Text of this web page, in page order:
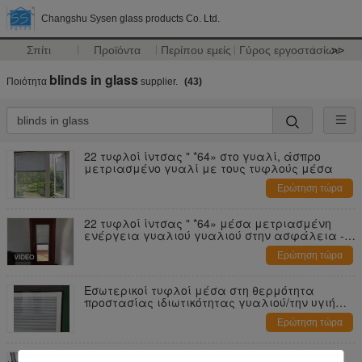
Changshu Sysen glass products Co. Ltd.
Σπίτι Προϊόντα Περίπου εμείς Γύρος εργοστασίων
>>
Ποιότητα blinds in glass supplier. (43)
22 τυφλοί ίντσας " *64» στο γυαλί, άσπρο
μετριασμένο γυαλί με τους τυφλούς μέσα
Ερώτηση τώρα
22 τυφλοί ίντσας " *64» μέσα μετριασμένη
ενέργεια γυαλιού γυαλιού στην ασφάλεια -
Ερώτηση τώρα
Εσωτερικοί τυφλοί μέσα στη θερμότητα
προστασίας ιδιωτικότητας γυαλιού/την υγιή
Ερώτηση τώρα